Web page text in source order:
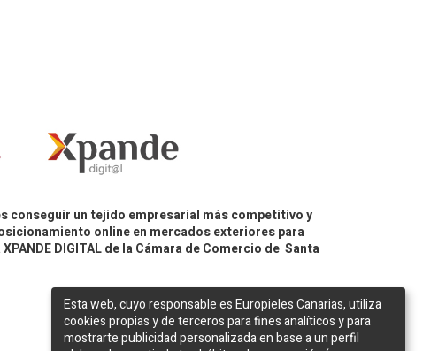
conseguir un tejido empresarial más competitivo y
online en mercados exteriores para
DIGITAL de la Cámara de Comercio de Santa
Esta web, cuyo responsable es Europieles Canarias, utiliza
cookies propias y de terceros para fines analíticos y para
mostrarte publicidad personalizada en base a un perfil